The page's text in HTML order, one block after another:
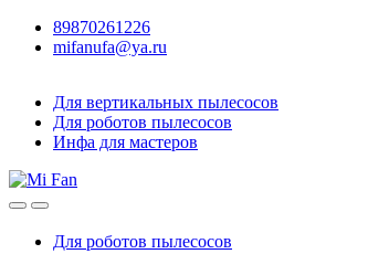
89870261226
mifanufa@ya.ru
Для вертикальных пылесосов
Для роботов пылесосов
Инфа для мастеров
Для роботов пылесосов